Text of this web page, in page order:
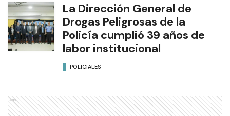
La Dirección General de
Drogas Peligrosas de la
Policía cumplió 39 años de
labor institucional
POLICIALES
Ads